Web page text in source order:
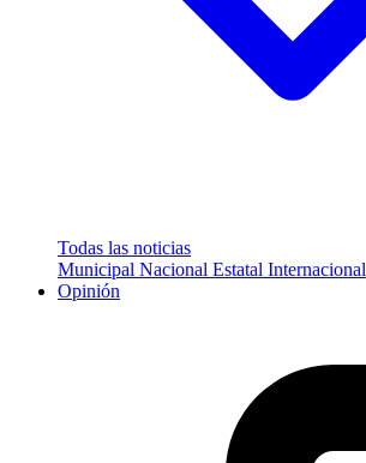
Todas las noticias
Municipal Nacional Estatal Internacional
Opinión